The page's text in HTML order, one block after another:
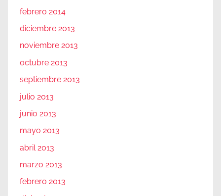
febrero 2014
diciembre 2013
noviembre 2013
octubre 2013
septiembre 2013
julio 2013
junio 2013
mayo 2013
abril 2013
marzo 2013
febrero 2013